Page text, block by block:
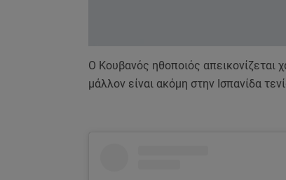
Ο Κουβανός ηθοποιός απεικονίζεται
μάλλον είναι ακόμη στην Ισπανίδα